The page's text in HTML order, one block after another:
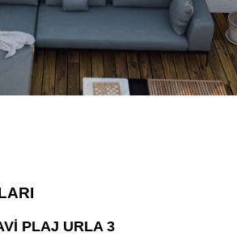
PLAJ URLA 3